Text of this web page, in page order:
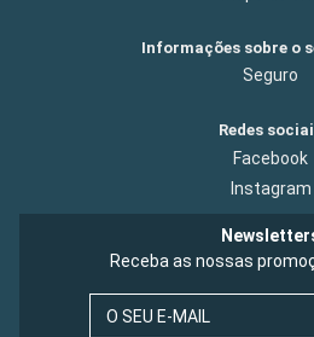
Informações sobre o
Seguro
Redes
Facebook
Instagram
Receba as nossas
O SEU E-MAIL